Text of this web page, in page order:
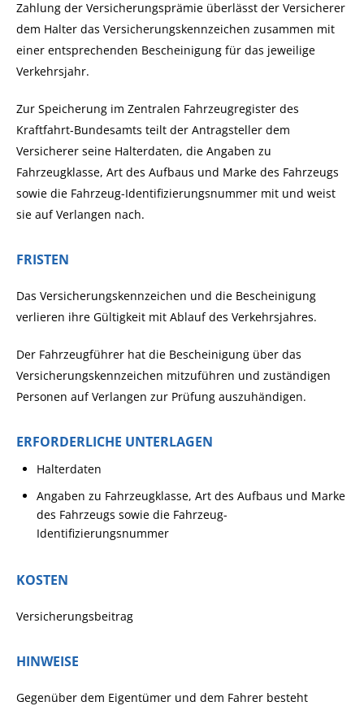
Zahlung der Versicherungsprämie überlässt der Versicherer
dem Halter das Versicherungskennzeichen zusammen mit
einer entsprechenden Bescheinigung für das jeweilige
Verkehrsjahr.
Zur Speicherung im Zentralen Fahrzeugregister des
Kraftfahrt-Bundesamts teilt der Antragsteller dem
Versicherer seine Halterdaten, die Angaben zu
Fahrzeugklasse, Art des Aufbaus und Marke des Fahrzeugs
sowie die Fahrzeug-Identifizierungsnummer mit und weist
sie auf Verlangen nach.
FRISTEN
Das Versicherungskennzeichen und die Bescheinigung
verlieren ihre Gültigkeit mit Ablauf des Verkehrsjahres.
Der Fahrzeugführer hat die Bescheinigung über das
Versicherungskennzeichen mitzuführen und zuständigen
Personen auf Verlangen zur Prüfung auszuhändigen.
ERFORDERLICHE UNTERLAGEN
Halterdaten
Angaben zu Fahrzeugklasse, Art des Aufbaus und Marke
des Fahrzeugs sowie die Fahrzeug-
Identifizierungsnummer
KOSTEN
Versicherungsbeitrag
HINWEISE
Gegenüber dem Eigentümer und dem Fahrer besteht